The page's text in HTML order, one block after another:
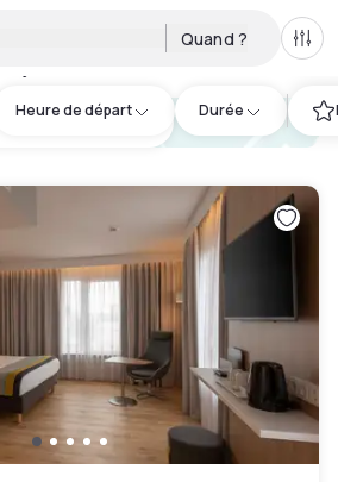
Quand ?
Heure de départ Durée
38
hotel.cta.view_map